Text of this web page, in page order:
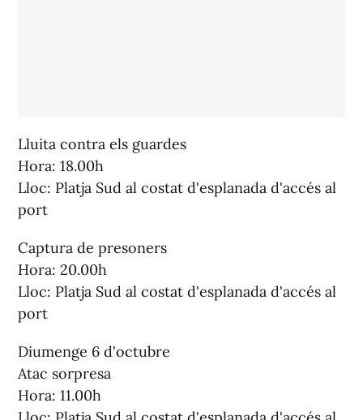
Lluita contra els guardes
Hora: 18.00h
Lloc: Platja Sud al costat d'esplanada d'accés al
port
Captura de presoners
Hora: 20.00h
Lloc: Platja Sud al costat d'esplanada d'accés al
port
Diumenge 6 d'octubre
Atac sorpresa
Hora: 11.00h